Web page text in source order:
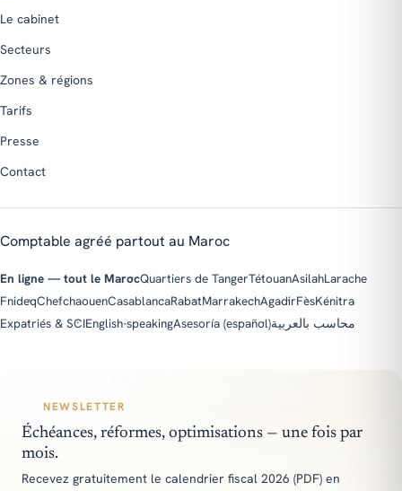
Le cabinet
Secteurs
Zones & régions
Tarifs
Presse
Contact
Comptable agréé partout au Maroc
En ligne — tout le MarocQuartiers de TangerTétouanAsilahLarache
FnideqChefchaouenCasablancaRabatMarrakechAgadirFèsKénitra
Expatriés & SCIEnglish-speakingAsesoría (español)محاسب بالعربية
NEWSLETTER
Échéances, réformes, optimisations — une fois par
mois.
Recevez gratuitement le calendrier fiscal 2026 (PDF) en